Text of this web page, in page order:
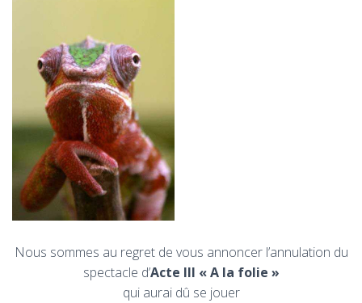
Nous sommes au regret de vous annoncer l’annulation du
spectacle d’Acte III « A la folie »
qui aurai dû se jouer